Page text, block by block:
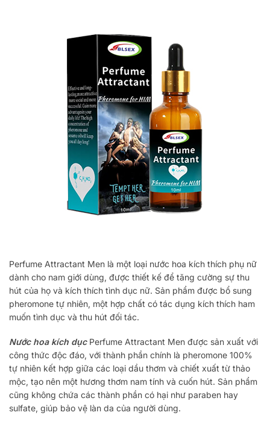
Perfume Attractant Men là một loại nước hoa kích thích phụ nữ
dành cho nam giới dùng, được thiết kế để tăng cường sự thu
hút của họ và kích thích tình dục nữ. Sản phẩm được bổ sung
pheromone tự nhiên, một hợp chất có tác dụng kích thích ham
muốn tình dục và thu hút đối tác.
Nước hoa kích dụcPerfume Attractant Men được sản xuất với
công thức độc đáo, với thành phần chính là pheromone 100%
tự nhiên kết hợp giữa các loại dầu thơm và chiết xuất từ thảo
mộc, tạo nên một hương thơm nam tính và cuốn hút. Sản phẩm
cũng không chứa các thành phần có hại như paraben hay
sulfate, giúp bảo vệ làn da của người dùng.